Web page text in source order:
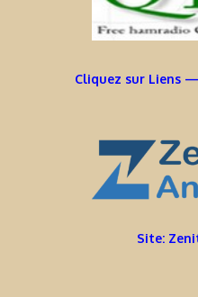
Cliquez sur Liens
Site: